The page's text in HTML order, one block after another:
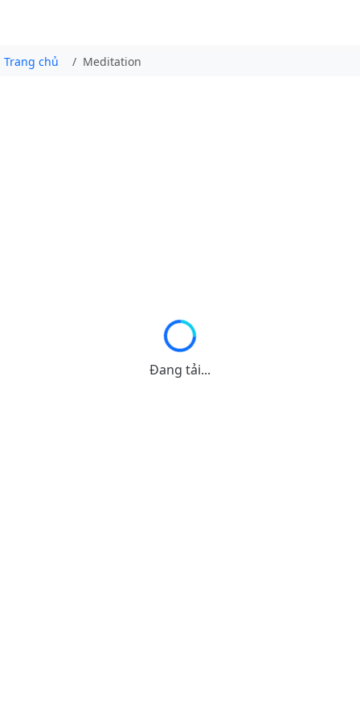
Trang chủ Meditation
Đang tải...